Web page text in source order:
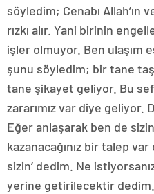
söyledim; Cenabı Allah’ın
rızkı alır. Yani birinin
işler olmuyor. Ben ulaşım
şunu söyledim; bir tane
tane şikayet geliyor. Bu
zararımız var diye geliyor.
Eğer anlaşarak ben de
kazanacağınız bir talep
sizin’ dedim. Ne
yerine getirilecektir